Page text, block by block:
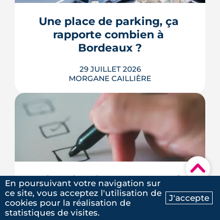
Ma recherche Contactez-nous
▾
récemment réformées. Ce guide fait le
point, à jour de juillet 2026, sur vos
droits et ...
LIRE L'ARTICLE
Une place de parking, ça
rapporte combien à
Bordeaux ?
29 JUILLET 2026
MORGANE CAILLIÈRE
Combien rapporte une place de
parking à Bordeaux ? Prix de location
par quartier, calcul du rendement,
fiscalité 2026 et pièges à éviter avant de
louer.
LIRE L'ARTICLE
Achat d'un logement neuf :
Guide chronologique des
étapes
En poursuivant votre navigation sur
ce site, vous acceptez l'utilisation de
cookies pour la réalisation de
statistiques de visites.
J'accepte